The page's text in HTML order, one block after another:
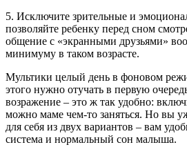
5. Исключите зрительные и
позволяйте ребенку перед сном
общение с «экранными друзьями»
минимуму в таком возрасте.
Мультики целый день в фоновом
этого нужно отучать в первую
возражение – это ж так удобно:
можно маме чем-то заняться. Но вы
для себя из двух вариантов – вам
система и нормальный сон малыша.